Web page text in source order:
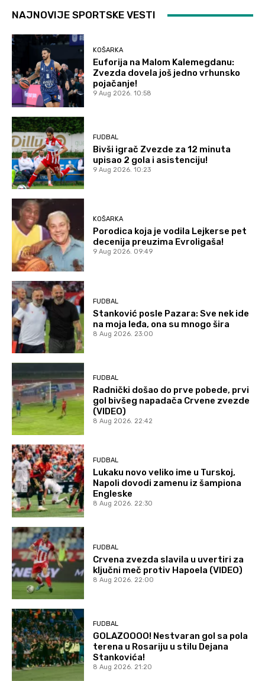
NAJNOVIJE SPORTSKE VESTI
KOŠARKA
Euforija na Malom Kalemegdanu:
Zvezda dovela još jedno vrhunsko
pojačanje!
9 Aug 2026. 10:58
FUDBAL
Bivši igrač Zvezde za 12 minuta
upisao 2 gola i asistenciju!
9 Aug 2026. 10:23
KOŠARKA
Porodica koja je vodila Lejkerse pet
decenija preuzima Evroligaša!
9 Aug 2026. 09:49
FUDBAL
Stanković posle Pazara: Sve nek ide
na moja leđa, ona su mnogo šira
8 Aug 2026. 23:00
FUDBAL
Radnički došao do prve pobede, prvi
gol bivšeg napadača Crvene zvezde
(VIDEO)
8 Aug 2026. 22:42
FUDBAL
Lukaku novo veliko ime u Turskoj,
Napoli dovodi zamenu iz šampiona
Engleske
8 Aug 2026. 22:30
FUDBAL
Crvena zvezda slavila u uvertiri za
ključni meč protiv Hapoela (VIDEO)
8 Aug 2026. 22:00
FUDBAL
GOLAZOOOO! Nestvaran gol sa pola
terena u Rosariju u stilu Dejana
Stankovića!
8 Aug 2026. 21:20